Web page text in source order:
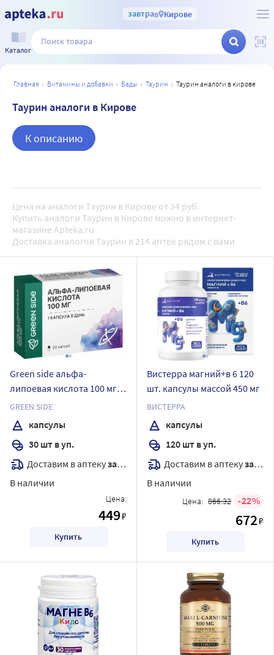
завтрав Кирове
Каталог
главная витамины и добавки бады таурин таурин аналоги в кирове
Таурин аналоги в Кирове
К описанию
Цена на аналоги Таурин в Кирове от 34 руб.
Купить аналоги Таурин в Кирове можно в интернет-
магазине Apteka.ru
Доставка аналогов Таурин в 214 аптек рядом с вами
Green side альфа-
липоевая кислота 100 мг
30 шт. капсулы массой 300
мг
GREEN SIDE
капсулы
30 шт в уп.
Доставим в аптекузавтра
В наличии
Цена:
449₽
Купить
Вистерра магний+в 6 120
шт. капсулы массой 450 мг
ВИСТЕРРА
капсулы
120 шт в уп.
Доставим в аптекузавтра
В наличии
Цена: 866.32 22
672₽
Купить